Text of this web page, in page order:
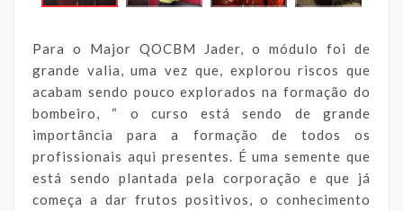
Para o Major QOCBM Jader, o módulo foi de
grande valia, uma vez que, explorou riscos que
acabam sendo pouco explorados na formação do
bombeiro, “ o curso está sendo de grande
importância para a formação de todos os
profissionais aqui presentes. É uma semente que
está sendo plantada pela corporação e que já
começa a dar frutos positivos, o conhecimento